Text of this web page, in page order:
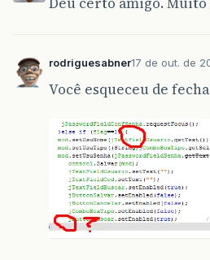
rodriguesabner17 de out. de
Você esqueceu de